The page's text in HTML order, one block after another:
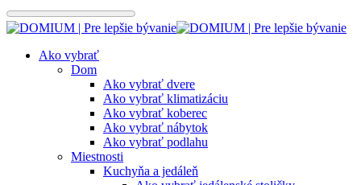
Preskočiť
na
Ako vybrať
Dom
Ako vybrať dvere
Ako vybrať klimatizáciu
Ako vybrať koberec
Ako vybrať nábytok
Ako vybrať podlahu
Miestnosti
Kuchyňa a jedáleň